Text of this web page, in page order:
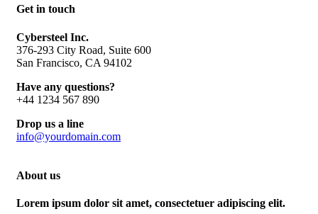
Get in touch
Cybersteel Inc.
376-293 City Road, Suite 600
San Francisco, CA 94102
Have any questions?
+44 1234 567 890
Drop us a line
info@yourdomain.com
About us
Lorem ipsum dolor sit amet, consectetuer adipiscing elit.